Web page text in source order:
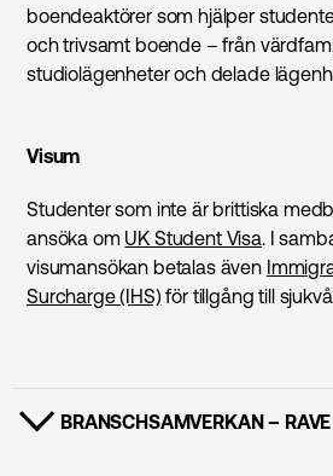
boendeaktörer som hjälper
och trivsamt boende – från
studiolägenheter och delade
Visum
Studenter som inte är brittiska
ansöka om UK Student Visa. I
visumansökan betalas även
Surcharge (IHS) för tillgång till
VISA INNEHÅLL
BRANSCHSAMVERKAN –